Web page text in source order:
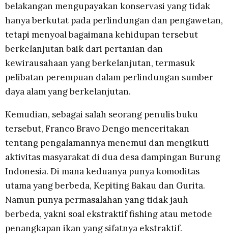
belakangan mengupayakan konservasi yang tidak
hanya berkutat pada perlindungan dan pengawetan,
tetapi menyoal bagaimana kehidupan tersebut
berkelanjutan baik dari pertanian dan
kewirausahaan yang berkelanjutan, termasuk
pelibatan perempuan dalam perlindungan sumber
daya alam yang berkelanjutan.
Kemudian, sebagai salah seorang penulis buku
tersebut, Franco Bravo Dengo menceritakan
tentang pengalamannya menemui dan mengikuti
aktivitas masyarakat di dua desa dampingan Burung
Indonesia. Di mana keduanya punya komoditas
utama yang berbeda, Kepiting Bakau dan Gurita.
Namun punya permasalahan yang tidak jauh
berbeda, yakni soal ekstraktif fishing atau metode
penangkapan ikan yang sifatnya ekstraktif.